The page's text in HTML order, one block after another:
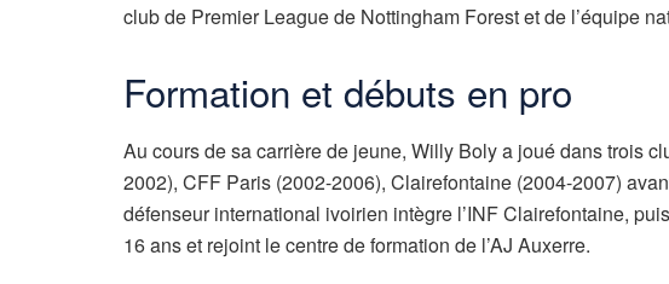
club de Premier League de Nottingham Forest et de l’équipe
Formation et débuts en pro
Au cours de sa carrière de jeune, Willy Boly a joué dans trois
2002), CFF Paris (2002-2006), Clairefontaine (2004-2007)
défenseur international ivoirien intègre l’INF Clairefontaine,
16 ans et rejoint le centre de formation de l’AJ Auxerre.